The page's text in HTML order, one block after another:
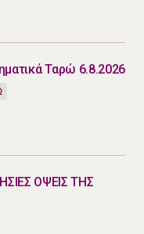
Ταρώ 6.8.2026
ΟΨΕΙΣ ΤΗΣ